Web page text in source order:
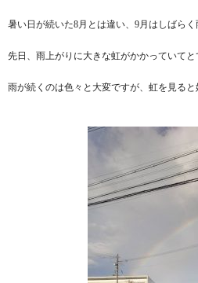
暑い日が続いた8月とは違い、9月はしばらく
先日、雨上がりに大きな虹がかかっていてと
雨が続くのは色々と大変ですが、虹を見る